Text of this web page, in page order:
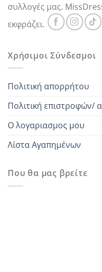
συλλογές μας.
εκφράζει.
Χρήσιμοι Σύνδεσμοι
Πολιτική απορρήτου
Πολιτική
Ο λογαριασμος μου
Λίστα Αγαπημένων
Που θα μας βρείτε